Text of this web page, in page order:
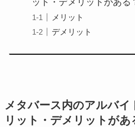
メリット
デメリット
メタバース内のアルバイ
リット・デメリットがあ